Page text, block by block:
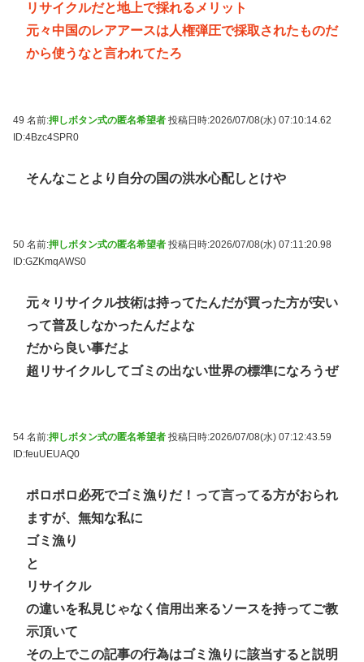
リサイクルだと地上で採れるメリット
元々中国のレアアースは人権弾圧で採取されたものだ
から使うなと言われてたろ
49 名前:押しボタン式の匿名希望者 投稿日時:2026/07/08(水) 07:10:14.62
ID:4Bzc4SPR0
そんなことより自分の国の洪水心配しとけや
50 名前:押しボタン式の匿名希望者 投稿日時:2026/07/08(水) 07:11:20.98
ID:GZKmqAWS0
元々リサイクル技術は持ってたんだが買った方が安い
って普及しなかったんだよな
だから良い事だよ
超リサイクルしてゴミの出ない世界の標準になろうぜ
54 名前:押しボタン式の匿名希望者 投稿日時:2026/07/08(水) 07:12:43.59
ID:feuUEUAQ0
ポロポロ必死でゴミ漁りだ！って言ってる方がおられ
ますが、無知な私に
ゴミ漁り
と
リサイクル
の違いを私見じゃなく信用出来るソースを持ってご教
示頂いて
その上でこの記事の行為はゴミ漁りに該当すると説明